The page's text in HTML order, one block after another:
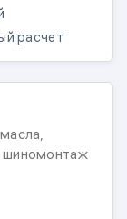
расчет
шиномонтаж